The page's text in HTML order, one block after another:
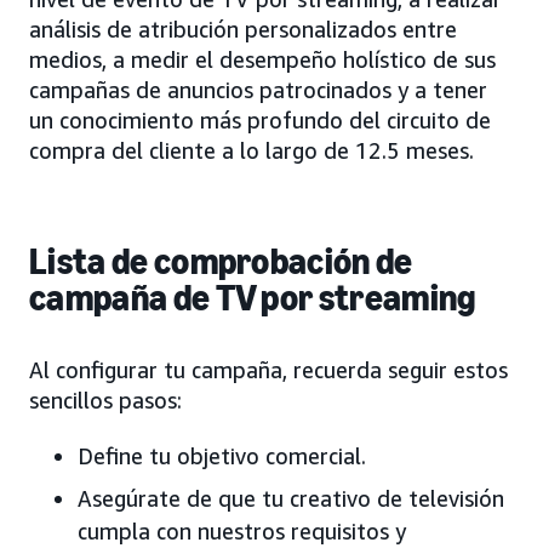
análisis de atribución personalizados entre
medios, a medir el desempeño holístico de sus
campañas de anuncios patrocinados y a tener
un conocimiento más profundo del circuito de
compra del cliente a lo largo de 12.5 meses.
Lista de comprobación de
campaña de TV por streaming
Al configurar tu campaña, recuerda seguir estos
sencillos pasos:
Define tu objetivo comercial.
Asegúrate de que tu creativo de televisión
cumpla con nuestros requisitos y